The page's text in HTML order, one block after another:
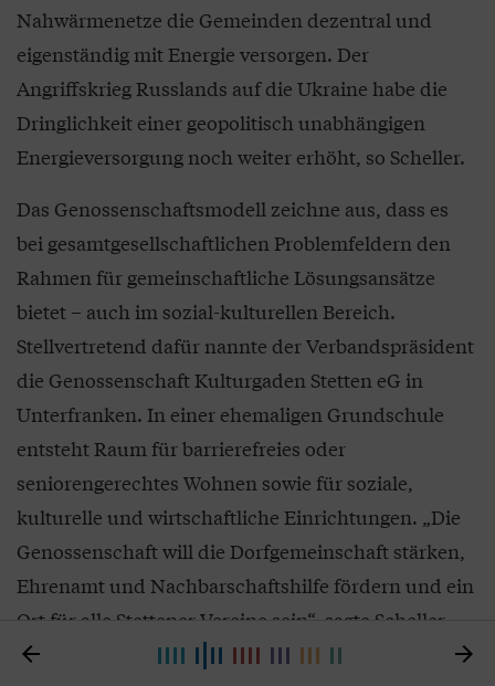
Nahwärmenetze die Gemeinden dezentral und
eigenständig mit Energie versorgen. Der
Angriffskrieg Russlands auf die Ukraine habe die
Dringlichkeit einer geopolitisch unabhängigen
Energieversorgung noch weiter erhöht, so Scheller.
Das Genossenschaftsmodell zeichne aus, dass es
bei gesamtgesellschaftlichen Problemfeldern den
Rahmen für gemeinschaftliche Lösungsansätze
bietet – auch im sozial-kulturellen Bereich.
Stellvertretend dafür nannte der Verbandspräsident
die Genossenschaft Kulturgaden Stetten eG in
Unterfranken. In einer ehemaligen Grundschule
entsteht Raum für barrierefreies oder
seniorengerechtes Wohnen sowie für soziale,
kulturelle und wirtschaftliche Einrichtungen. „Die
Genossenschaft will die Dorfgemeinschaft stärken,
Ehrenamt und Nachbarschaftshilfe fördern und ein
Ort für alle Stettener Vereine sein“, sagte Scheller.
Die Gemeinschaft steht auch im Mittelpunkt der
 